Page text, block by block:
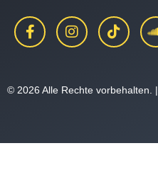
© 2026 Alle Rechte vorbehalten. |